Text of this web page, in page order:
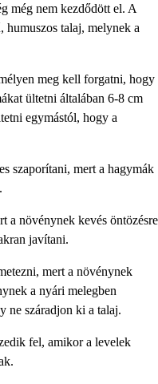
még nem kezdődött el. A
humuszos talaj, melynek a
meg kell forgatni, hogy
ültetni általában 6-8 cm
egymástól, hogy a
szaporítani, mert a hagymák
a növénynek kevés öntözésre
javítani.
mert a növénynek
a nyári melegben
ne száradjon ki a talaj.
fel, amikor a levelek